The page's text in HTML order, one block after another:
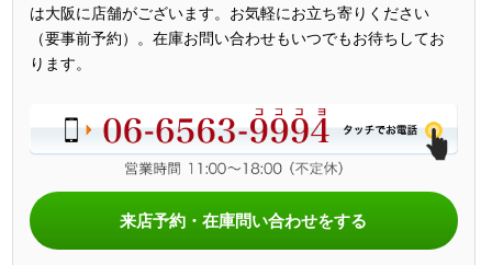
は大阪に店舗がございます。お気軽にお立ち寄りください
（要事前予約）。在庫お問い合わせもいつでもお待ちしてお
ります。
来店予約・在庫問い合わせをする